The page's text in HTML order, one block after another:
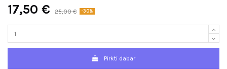
17,50 € 25,00 € -30%
Pirkti dabar